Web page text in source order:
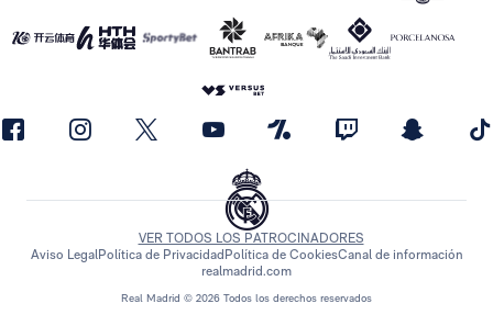
Real Madrid © 2026 Todos los derechos reservados
VER TODOS LOS PATROCINADORES
Aviso LegalPolítica de Privacidad Política de CookiesCanal de información
realmadrid.com